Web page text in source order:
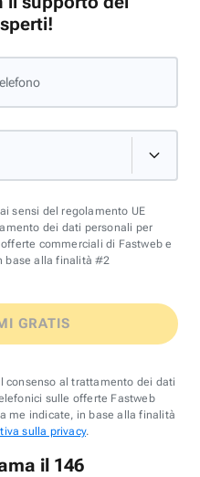
ai sensi del regolamento UE
dei dati personali per
commerciali di Fastweb e
base alla finalità #2
GRATIS
consenso al trattamento dei dati
sulle offerte Fastweb
me indicate, in base alla finalità
sulla privacy.
il 146